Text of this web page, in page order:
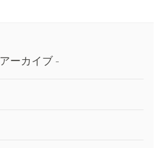
アーカイブ